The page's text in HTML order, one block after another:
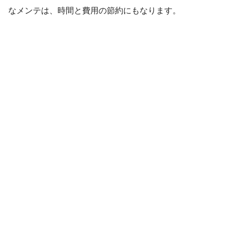
なメンテは、時間と費用の節約にもなります。